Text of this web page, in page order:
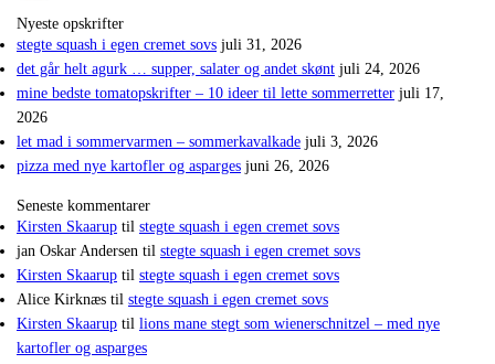
Nyeste opskrifter
stegte squash i egen cremet sovs juli 31, 2026
det går helt agurk … supper, salater og andet skønt juli 24, 2026
mine bedste tomatopskrifter – 10 ideer til lette sommerretter juli 17,
2026
let mad i sommervarmen – sommerkavalkade juli 3, 2026
pizza med nye kartofler og asparges juni 26, 2026
Seneste kommentarer
Kirsten Skaarup til stegte squash i egen cremet sovs
jan Oskar Andersen til stegte squash i egen cremet sovs
Kirsten Skaarup til stegte squash i egen cremet sovs
Alice Kirknæs til stegte squash i egen cremet sovs
Kirsten Skaarup til lions mane stegt som wienerschnitzel – med nye
kartofler og asparges